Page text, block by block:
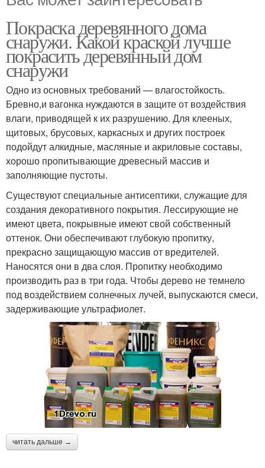
Покраска деревянного дома
снаружи. Какой краской лучше
покрасить деревянный дом
снаружи
Одно из основных требований — влагостойкость.
Бревно,и вагонка нуждаются в защите от воздействия
влаги, приводящей к их разрушению. Для клееных,
щитовых, брусовых, каркасных и других построек
подойдут алкидные, масляные и акриловые составы,
хорошо пропитывающие древесный массив и
заполняющие пустоты.
Существуют специальные антисептики, служащие для
создания декоративного покрытия. Лессирующие не
имеют цвета, покрывные имеют свой собственный
оттенок. Они обеспечивают глубокую пропитку,
прекрасно защищающую массив от вредителей.
Наносятся они в два слоя. Пропитку необходимо
производить раз в три года. Чтобы дерево не темнело
под воздействием солнечных лучей, выпускаются смеси,
задерживающие ультрафиолет.
читать дальше →